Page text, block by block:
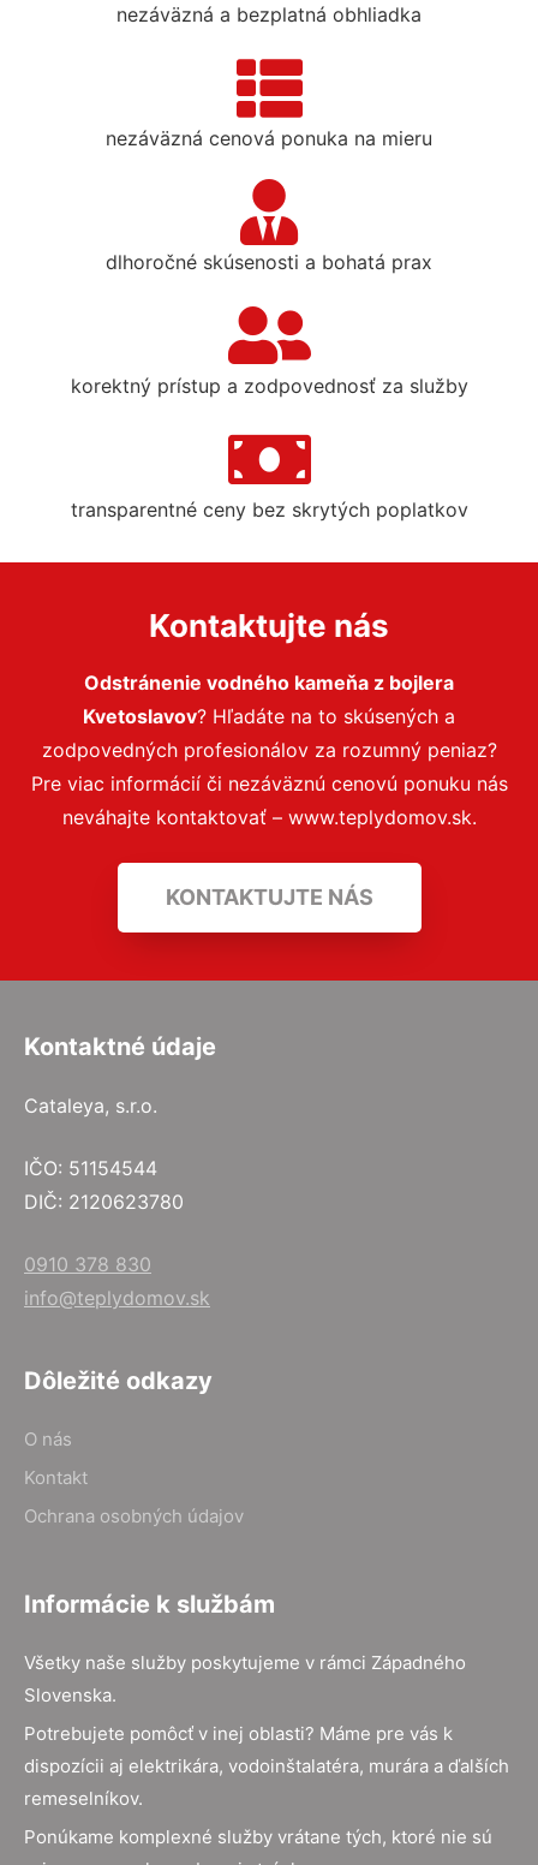
nezáväzná a bezplatná obhliadka
nezáväzná cenová ponuka na mieru
dlhoročné skúsenosti a bohatá prax
korektný prístup a zodpovednosť za služby
transparentné ceny bez skrytých poplatkov
Kontaktujte nás
Odstránenie vodného kameňa z bojlera
Kvetoslavov? Hľadáte na to skúsených a
zodpovedných profesionálov za rozumný peniaz?
Pre viac informácií či nezáväznú cenovú ponuku nás
neváhajte kontaktovať – www.teplydomov.sk.
KONTAKTUJTE NÁS
Kontaktné údaje
Cataleya, s.r.o.
IČO: 51154544
DIČ: 2120623780
0910 378 830
info@teplydomov.sk
Dôležité odkazy
O nás
Kontakt
Ochrana osobných údajov
Informácie k službám
Všetky naše služby poskytujeme v rámci Západného
Slovenska.
Potrebujete pomôcť v inej oblasti? Máme pre vás k
dispozícii aj elektrikára, vodoinštalatéra, murára a ďalších
remeselníkov.
Ponúkame komplexné služby vrátane tých, ktoré nie sú